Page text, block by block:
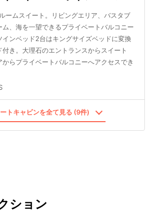
ームスイート。リビングエリア、バスタブ
、海を一望できるプライベートバルコニー
インベッド2台はキングサイズベッドに変換
き。大理石のエントランスからスイート
らプライベートバルコニーへアクセスでき
トキャビンを全て見る (9件)
ション